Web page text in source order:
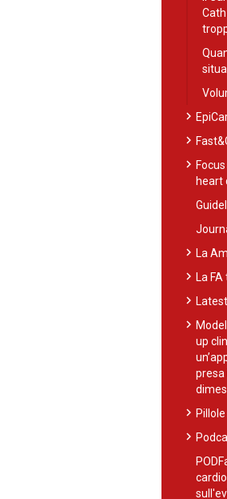
chevron_right
chevron_right
chevron_right
heart
chevron_rightLa
chevron_rightLa
chevron_right
chevron_right
up
presa
chevron_right
chevron_right